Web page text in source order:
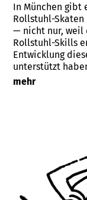
In München gibt
Rollstuhl-Skaten
— nicht nur, weil
Rollstuhl-Skills
Entwicklung
unterstützt
mehr